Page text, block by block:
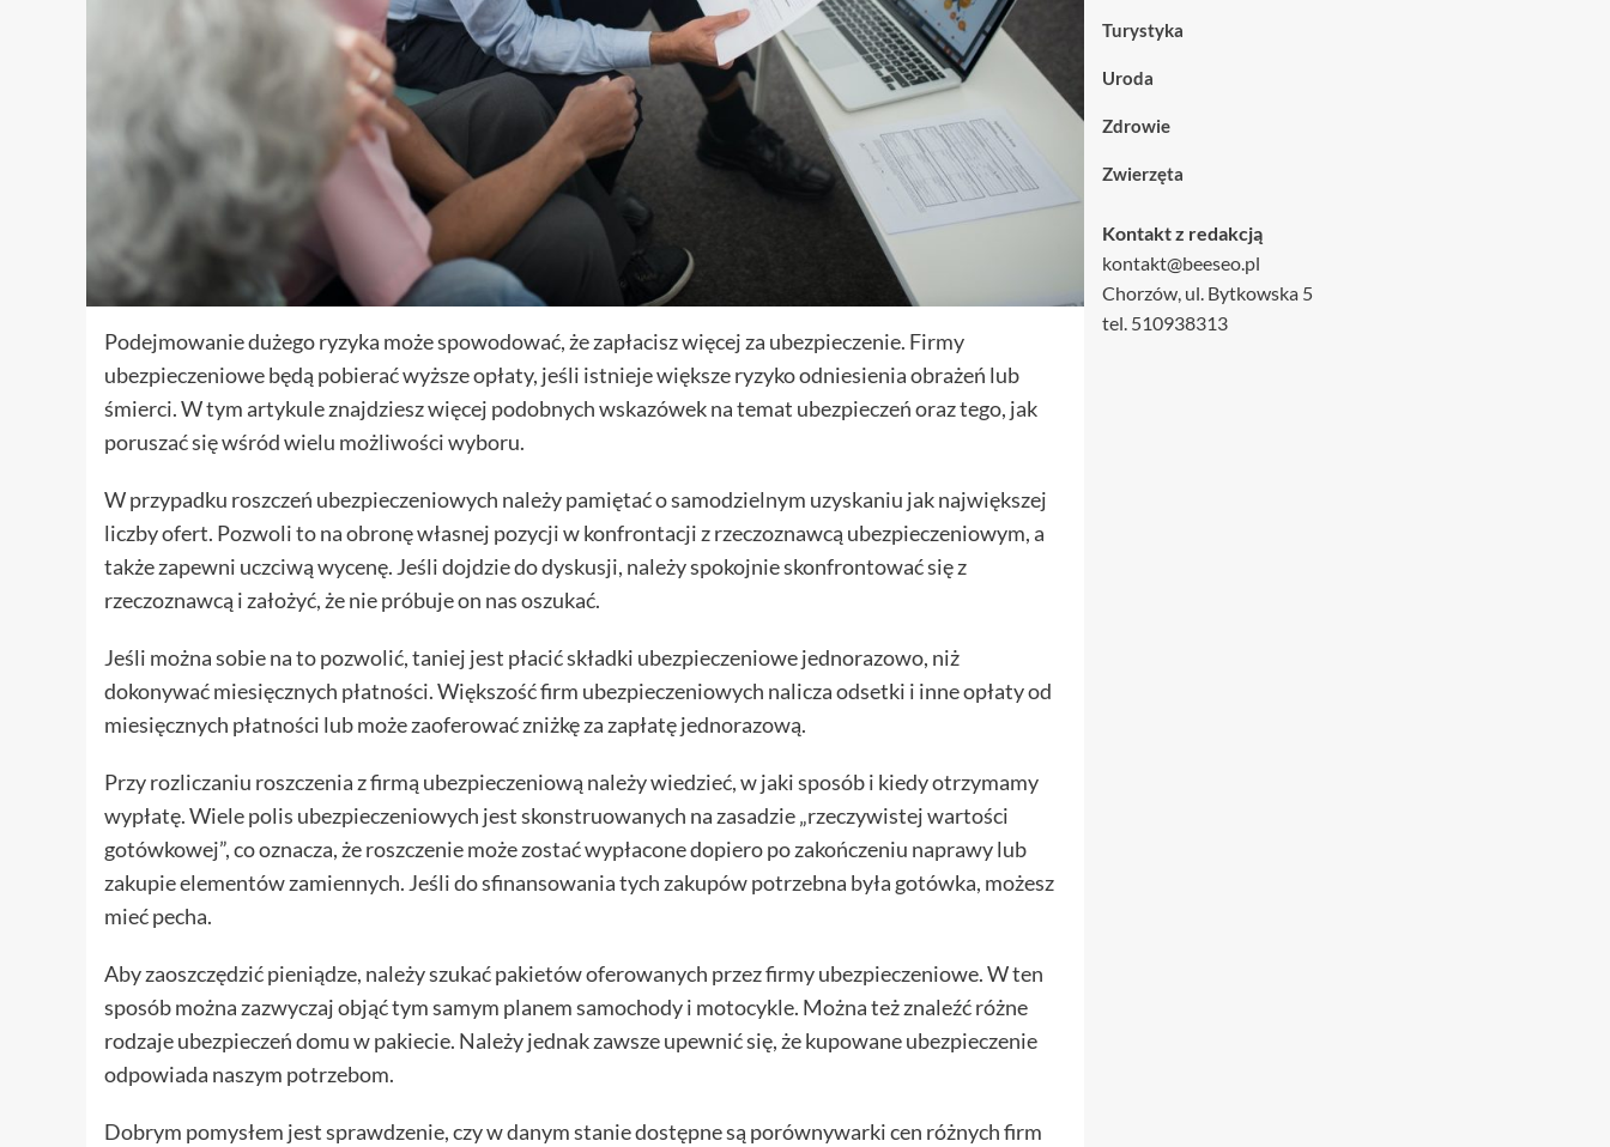
Podejmowanie dużego ryzyka może spowodować, że zapłacisz więcej za ubezpieczenie. Firmy
ubezpieczeniowe będą pobierać wyższe opłaty, jeśli istnieje większe ryzyko odniesienia obrażeń lub
śmierci. W tym artykule znajdziesz więcej podobnych wskazówek na temat ubezpieczeń oraz tego, jak
poruszać się wśród wielu możliwości wyboru.
W przypadku roszczeń ubezpieczeniowych należy pamiętać o samodzielnym uzyskaniu jak największej
liczby ofert. Pozwoli to na obronę własnej pozycji w konfrontacji z rzeczoznawcą ubezpieczeniowym, a
także zapewni uczciwą wycenę. Jeśli dojdzie do dyskusji, należy spokojnie skonfrontować się z
rzeczoznawcą i założyć, że nie próbuje on nas oszukać.
Jeśli można sobie na to pozwolić, taniej jest płacić składki ubezpieczeniowe jednorazowo, niż
dokonywać miesięcznych płatności. Większość firm ubezpieczeniowych nalicza odsetki i inne opłaty od
miesięcznych płatności lub może zaoferować zniżkę za zapłatę jednorazową.
Przy rozliczaniu roszczenia z firmą ubezpieczeniową należy wiedzieć, w jaki sposób i kiedy otrzymamy
wypłatę. Wiele polis ubezpieczeniowych jest skonstruowanych na zasadzie „rzeczywistej wartości
gotówkowej”, co oznacza, że roszczenie może zostać wypłacone dopiero po zakończeniu naprawy lub
zakupie elementów zamiennych. Jeśli do sfinansowania tych zakupów potrzebna była gotówka, możesz
mieć pecha.
Aby zaoszczędzić pieniądze, należy szukać pakietów oferowanych przez firmy ubezpieczeniowe. W ten
sposób można zazwyczaj objąć tym samym planem samochody i motocykle. Można też znaleźć różne
rodzaje ubezpieczeń domu w pakiecie. Należy jednak zawsze upewnić się, że kupowane ubezpieczenie
odpowiada naszym potrzebom.
Dobrym pomysłem jest sprawdzenie, czy w danym stanie dostępne są porównywarki cen różnych firm
Turystyka
Uroda
Zdrowie
Zwierzęta
Kontakt z redakcją
kontakt@beeseo.pl
Chorzów, ul. Bytkowska 5
tel. 510938313